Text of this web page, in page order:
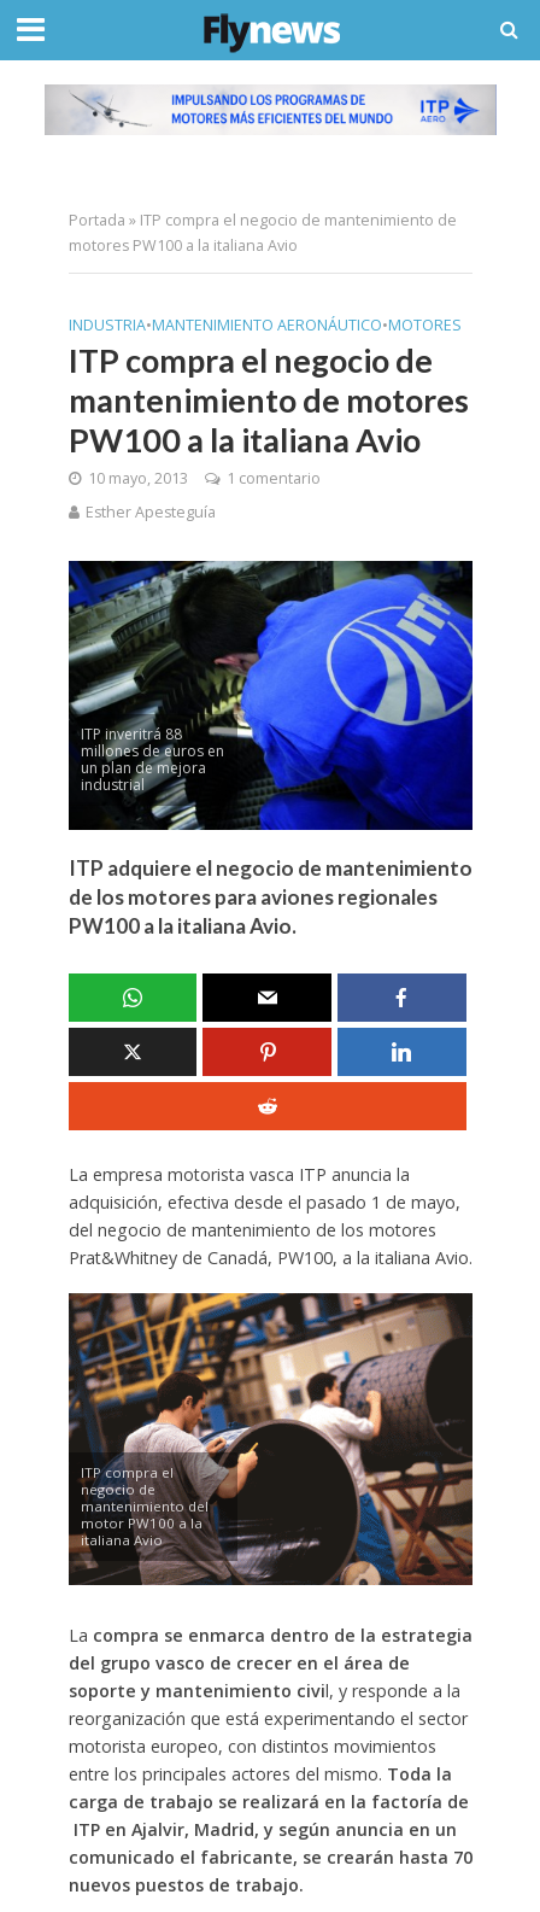
Portada » ITP compra el negocio de mantenimiento de
motores PW100 a la italiana Avio
INDUSTRIA•MANTENIMIENTO AERONÁUTICO•MOTORES
ITP compra el negocio de
mantenimiento de motores
PW100 a la italiana Avio
10 mayo, 2013
1 comentario
Esther Apesteguía
ITP inveritrá 88
millones de euros en
un plan de mejora
industrial
ITP adquiere el negocio de mantenimiento
de los motores para aviones regionales
PW100 a la italiana Avio.
La empresa motorista vasca ITP anuncia la
adquisición, efectiva desde el pasado 1 de mayo,
del negocio de mantenimiento de los motores
Prat&Whitney de Canadá, PW100, a la italiana Avio.
ITP compra el
negocio de
mantenimiento del
motor PW100 a la
italiana Avio
La compra se enmarca dentro de la estrategia
del grupo vasco de crecer en el área de
soporte y mantenimiento civil, y responde a la
reorganización que está experimentando el sector
motorista europeo, con distintos movimientos
entre los principales actores del mismo. Toda la
carga de trabajo se realizará en la factoría de
ITP en Ajalvir, Madrid, y según anuncia en un
comunicado el fabricante, se crearán hasta 70
nuevos puestos de trabajo.